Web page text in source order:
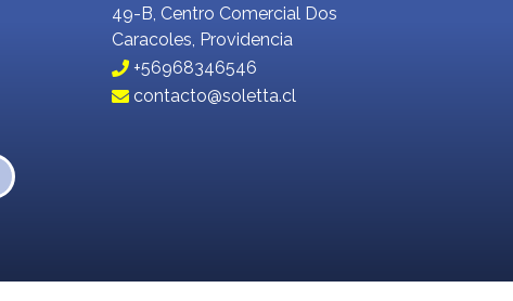
49-B, Centro Comercial Dos
Caracoles, Providencia
+56968346546
contacto@soletta.cl